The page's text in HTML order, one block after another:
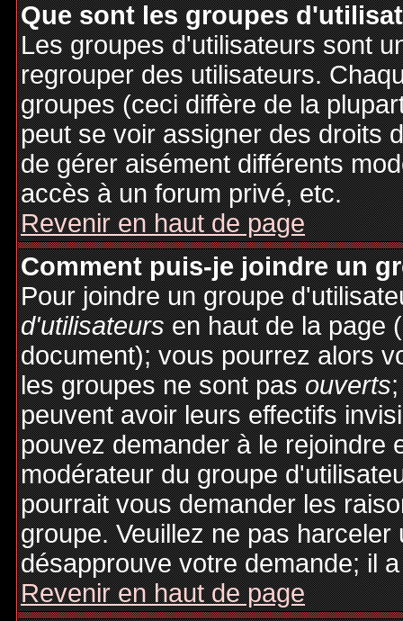
Que sont les groupes
Les groupes d'utilisateurs sont
regrouper des utilisateurs.
groupes (ceci diffère de la
peut se voir assigner des droits
de gérer aisément différents
accès à un forum privé, etc.
Revenir en haut de page
Comment puis-je joindre un
Pour joindre un groupe
d'utilisateursen haut de la page
document); vous pourrez alors
les groupes ne sont pasouverts
peuvent avoir leurs effectifs
pouvez demander à le rejoindre
modérateur du groupe
pourrait vous demander les
groupe. Veuillez ne pas
désapprouve votre demande; il
Revenir en haut de page